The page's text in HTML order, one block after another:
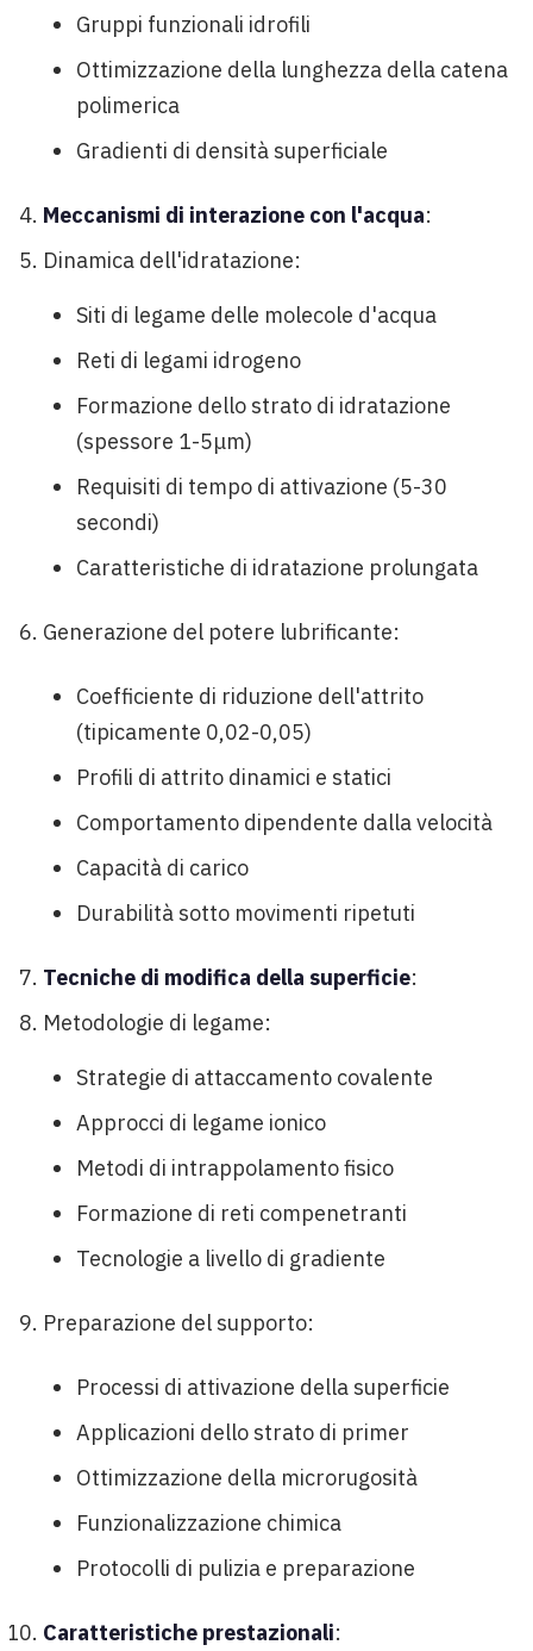
Gruppi funzionali idrofili
Ottimizzazione della lunghezza della catena
polimerica
Gradienti di densità superficiale
Meccanismi di interazione con l'acqua:
Dinamica dell'idratazione:
Siti di legame delle molecole d'acqua
Reti di legami idrogeno
Formazione dello strato di idratazione
(spessore 1-5μm)
Requisiti di tempo di attivazione (5-30
secondi)
Caratteristiche di idratazione prolungata
Generazione del potere lubrificante:
Coefficiente di riduzione dell'attrito
(tipicamente 0,02-0,05)
Profili di attrito dinamici e statici
Comportamento dipendente dalla velocità
Capacità di carico
Durabilità sotto movimenti ripetuti
Tecniche di modifica della superficie:
Metodologie di legame:
Strategie di attaccamento covalente
Approcci di legame ionico
Metodi di intrappolamento fisico
Formazione di reti compenetranti
Tecnologie a livello di gradiente
Preparazione del supporto:
Processi di attivazione della superficie
Applicazioni dello strato di primer
Ottimizzazione della microrugosità
Funzionalizzazione chimica
Protocolli di pulizia e preparazione
Caratteristiche prestazionali: